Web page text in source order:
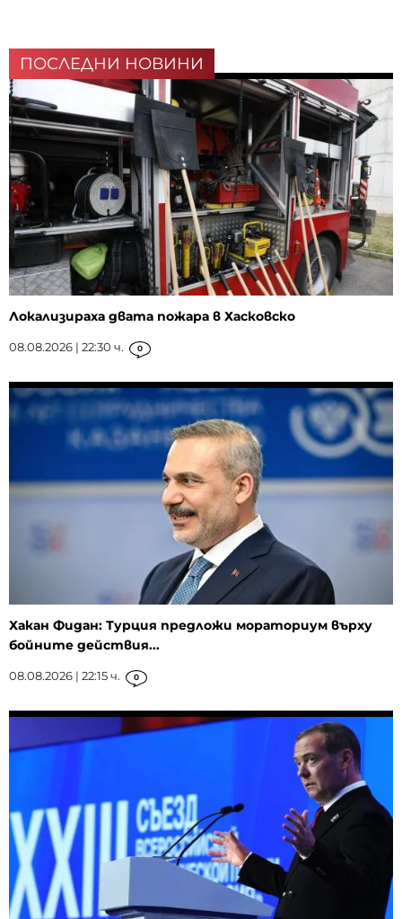
ПОСЛЕДНИ НОВИНИ
Локализираха двата пожара в Хасковско
08.08.2026 | 22:30 ч. 0
Хакан Фидан: Турция предложи мораториум върху
бойните действия...
08.08.2026 | 22:15 ч. 0